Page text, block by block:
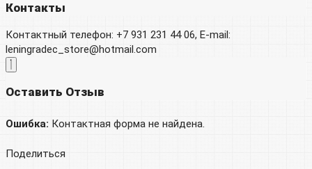
Контакты
Контактный телефон: +7 931 231 44 06, E-mail:
leningradec_store@hotmail.com
Оставить Отзыв
Ошибка: Контактная форма не найдена.
Поделиться